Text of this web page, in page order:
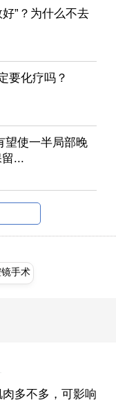
好”？为什么不去
要化疗吗？
望使一半局部晚
...
手术
多不多，可影响